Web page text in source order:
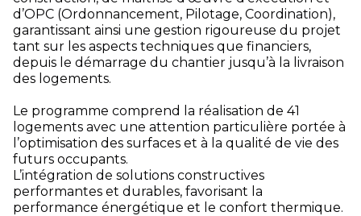
d’OPC (Ordonnancement, Pilotage, Coordination),
garantissant ainsi une gestion rigoureuse du projet
tant sur les aspects techniques que financiers,
depuis le démarrage du chantier jusqu’à la livraison
des logements.
Le programme comprend la réalisation de 41
logements avec une attention particulière portée à
l’optimisation des surfaces et à la qualité de vie des
futurs occupants.
L’intégration de solutions constructives
performantes et durables, favorisant la
performance énergétique et le confort thermique.